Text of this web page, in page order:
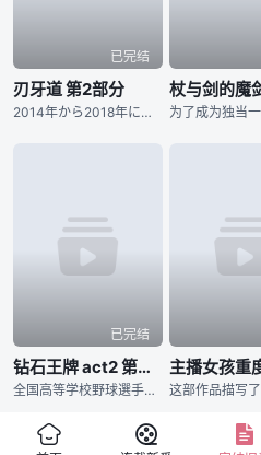
已完结
刃牙道 第2部分
2014年から2018年にわたり『週刊少年チャンピオン』にて、連載された板垣恵介による同名コミックが原作の『刃牙道』。 “地上最強の親子喧嘩”が幕を閉じてから、刃牙をはじめ、歴戦のファイターたちは耐
已完结
钻石王牌 act2 第二季
全国高等学校野球選手権東京大会に参加する各校の選手の闘志みなぎる表情から始まります。稲城実業高等学校、市大三高、薬師高校といったライバルたちが登場し、彼らに挑む青道高校は沢村栄純がエースナンバーを背負
主播女孩重